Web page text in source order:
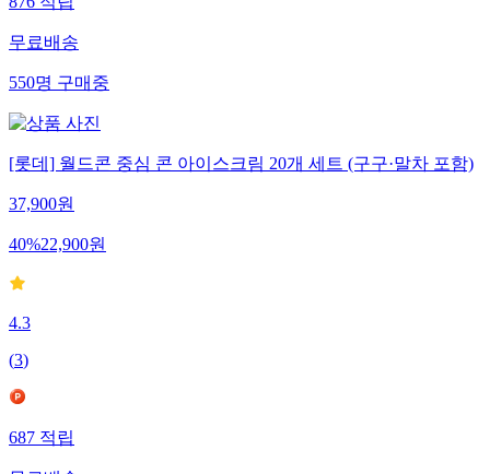
876적립
무료배송
550명구매중
[롯데] 월드콘 중심 콘 아이스크림 20개 세트 (구구·말차 포함)
37,900원
40%22,900원
4.3
(3)
687적립